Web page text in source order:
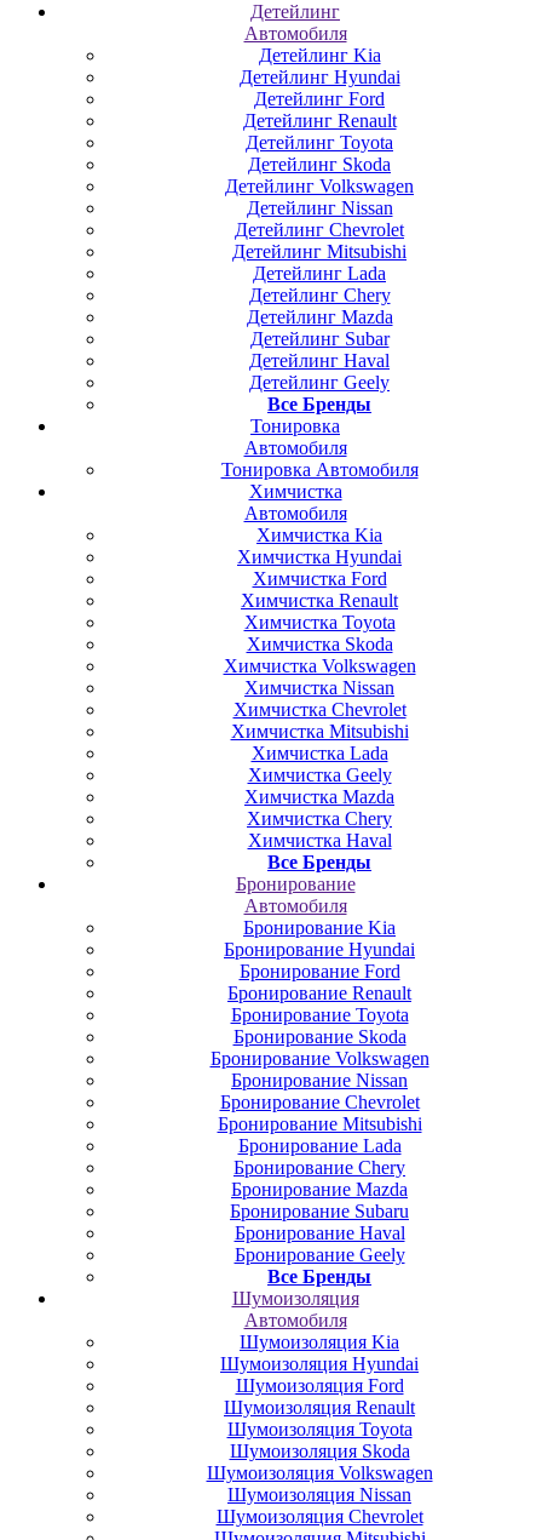
Детейлинг
Автомобиля
Детейлинг Kia
Детейлинг Hyundai
Детейлинг Ford
Детейлинг Renault
Детейлинг Toyota
Детейлинг Skoda
Детейлинг Volkswagen
Детейлинг Nissan
Детейлинг Chevrolet
Детейлинг Mitsubishi
Детейлинг Lada
Детейлинг Chery
Детейлинг Mazda
Детейлинг Subar
Детейлинг Haval
Детейлинг Geely
Все Бренды
Тонировка
Автомобиля
Тонировка Автомобиля
Химчистка
Автомобиля
Химчистка Kia
Химчистка Hyundai
Химчистка Ford
Химчистка Renault
Химчистка Toyota
Химчистка Skoda
Химчистка Volkswagen
Химчистка Nissan
Химчистка Chevrolet
Химчистка Mitsubishi
Химчистка Lada
Химчистка Geely
Химчистка Mazda
Химчистка Chery
Химчистка Haval
Все Бренды
Бронирование
Автомобиля
Бронирование Kia
Бронирование Hyundai
Бронирование Ford
Бронирование Renault
Бронирование Toyota
Бронирование Skoda
Бронирование Volkswagen
Бронирование Nissan
Бронирование Chevrolet
Бронирование Mitsubishi
Бронирование Lada
Бронирование Chery
Бронирование Mazda
Бронирование Subaru
Бронирование Haval
Бронирование Geely
Все Бренды
Шумоизоляция
Автомобиля
Шумоизоляция Kia
Шумоизоляция Hyundai
Шумоизоляция Ford
Шумоизоляция Renault
Шумоизоляция Toyota
Шумоизоляция Skoda
Шумоизоляция Volkswagen
Шумоизоляция Nissan
Шумоизоляция Chevrolet